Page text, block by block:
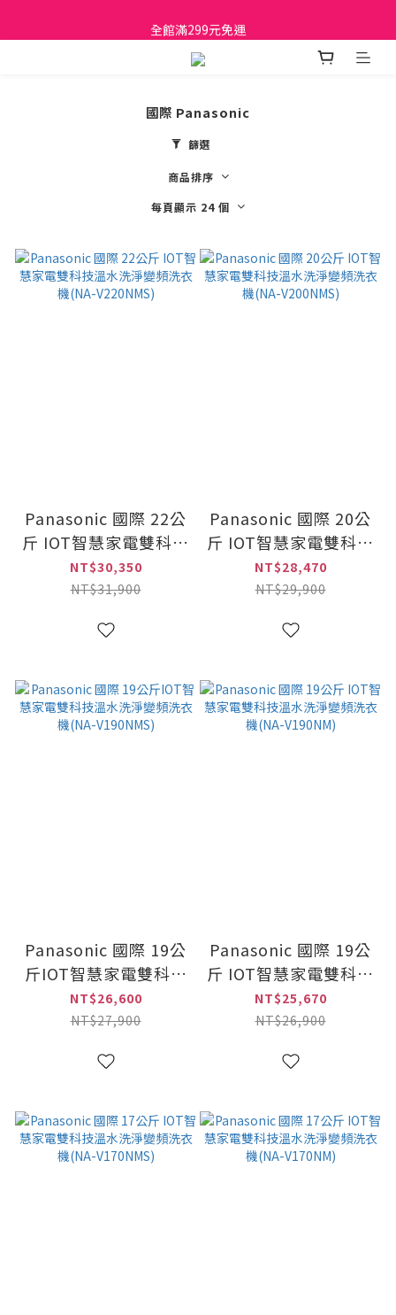
日立家電、國際牌 原廠管制價格 私訊優惠價
全館滿299元免運
日立家電、國際牌 原廠管制價格 私訊優惠價
國際 Panasonic
篩選
商品排序
每頁顯示 24 個
Panasonic 國際 22公
斤 IOT智慧家電雙科技
溫水洗淨變頻洗衣機
(NA-V220NMS)
NT$30,350
NT$31,900
Panasonic 國際 20公
斤 IOT智慧家電雙科技
溫水洗淨變頻洗衣機
(NA-V200NMS)
NT$28,470
NT$29,900
Panasonic 國際 19公
斤IOT智慧家電雙科技
溫水洗淨變頻洗衣機
(NA-V190NMS)
NT$26,600
NT$27,900
Panasonic 國際 19公
斤 IOT智慧家電雙科技
溫水洗淨變頻洗衣機
(NA-V190NM)
NT$25,670
NT$26,900